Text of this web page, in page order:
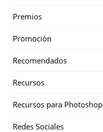
Premios
Promoción
Recomendados
Recursos
Recursos para Photoshop
Redes Sociales